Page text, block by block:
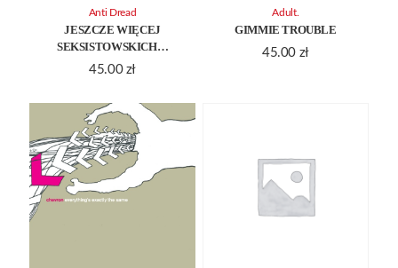
JESZCZE WIĘCEJ
SEKSISTOWSKICH…
45.00 zł
Anti Dread
GIMMIE TROUBLE
45.00 zł
Adult.